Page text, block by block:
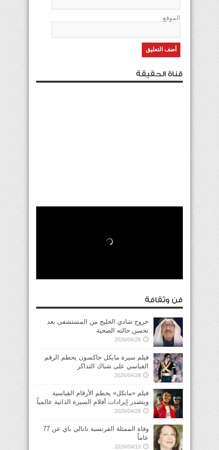
الموقع
قناة الحقيقة
فن وثقافة
خروج شادي الخليج من المستشفى بعد
تحسن حالته الصحية
2026/06/26
فيلم سيرة مايكل جاكسون يحطم الرقم
القياسي على شباك التذاكر
2026/04/28
فيلم «مايكل» يحطم الأرقام القياسية
ويتصدر إيرادات أفلام السيرة الذاتية عالمياً
2026/04/28
وفاة الممثلة الفرنسية ناتالي باي عن 77
عاماً
2026/04/19